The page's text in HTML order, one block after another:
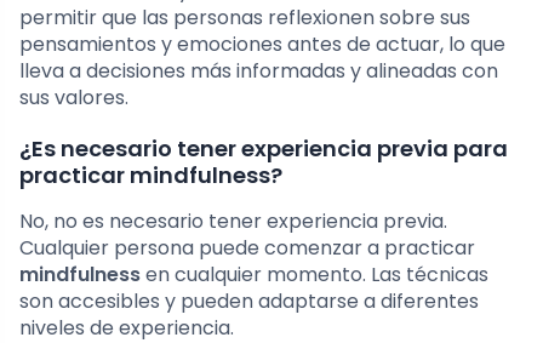
permitir que las personas reflexionen sobre sus
pensamientos y emociones antes de actuar, lo que
lleva a decisiones más informadas y alineadas con
sus valores.
¿Es necesario tener experiencia previa para
practicar mindfulness?
No, no es necesario tener experiencia previa.
Cualquier persona puede comenzar a practicar
mindfulnessen cualquier momento. Las técnicas
son accesibles y pueden adaptarse a diferentes
niveles de experiencia.